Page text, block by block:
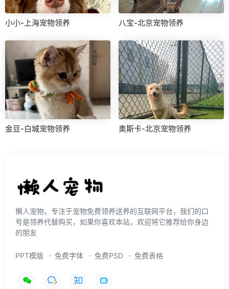
小小-上海宠物领养 八宝-北京宠物领养
金豆-白城宠物领养 奥斯卡-北京宠物领养
懒人宠物，专注于宠物免费领养送养的互联网平台，我们的口
号是领养代替购买，如果你喜欢本站，欢迎将它推荐给你身边
的朋友
PPT模版 免费字体 免费PSD 免费表格